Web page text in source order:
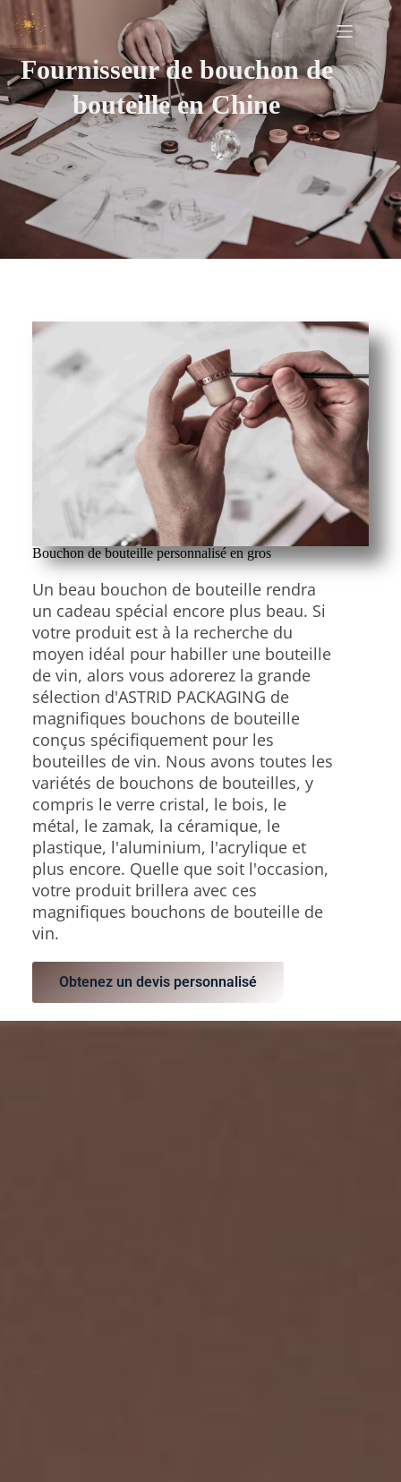
Fournisseur de bouchon de
bouteille en Chine
Bouchon de bouteille personnalisé en gros
Un beau bouchon de bouteille rendra
un cadeau spécial encore plus beau. Si
votre produit est à la recherche du
moyen idéal pour habiller une bouteille
de vin, alors vous adorerez la grande
sélection d'ASTRID PACKAGING de
magnifiques bouchons de bouteille
conçus spécifiquement pour les
bouteilles de vin. Nous avons toutes les
variétés de bouchons de bouteilles, y
compris le verre cristal, le bois, le
métal, le zamak, la céramique, le
plastique, l'aluminium, l'acrylique et
plus encore. Quelle que soit l'occasion,
votre produit brillera avec ces
magnifiques bouchons de bouteille de
vin.
Obtenez un devis personnalisé